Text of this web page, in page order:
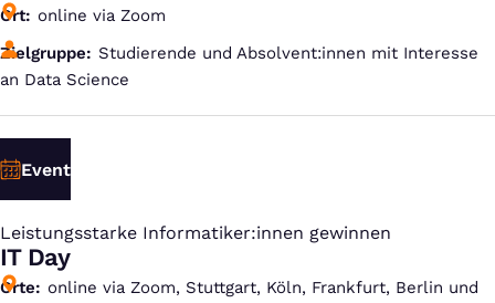
Ort
online via Zoom
Zielgruppe
Studierende und Absolvent:innen mit Interesse
an Data Science
Event
Leistungsstarke Informatiker:innen gewinnen
:
IT Day
Orte
online via Zoom, Stuttgart, Köln, Frankfurt, Berlin und